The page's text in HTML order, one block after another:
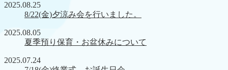
2025.08.25
8/22(金)夕涼み会を行いました。
2025.08.05
夏季預り保育・お盆休みについて
2025.07.24